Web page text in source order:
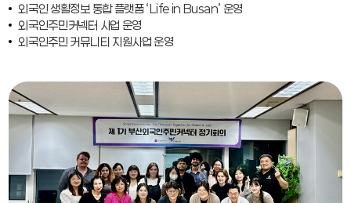
외국인 생활정보 통합 플랫폼 ‘Life in Busan’ 운영
외국인주민커넥터 사업 운영
외국인주민 커뮤니티 지원사업 운영